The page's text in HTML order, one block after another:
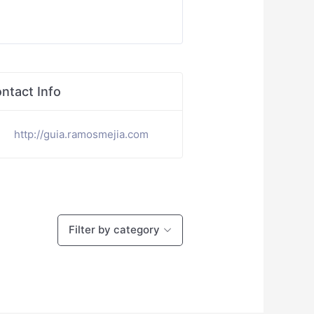
Info
http://guia.ramosmejia.com
Filter by category